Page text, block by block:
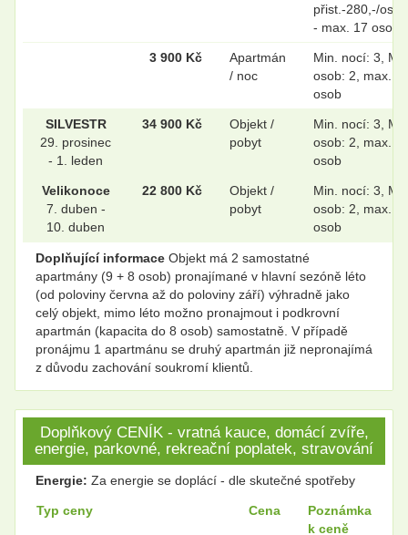
přist.-280,-/os/
- max. 17 osob
3 900 Kč
Apartmán
/ noc
Min. nocí: 3,
osob: 2, max. 8
osob
SILVESTR
29. prosinec
- 1. leden
34 900 Kč
Objekt /
pobyt
Min. nocí: 3,
osob: 2, max.
osob
Velikonoce
7. duben -
10. duben
22 800 Kč
Objekt /
pobyt
Min. nocí: 3,
osob: 2, max.
osob
Doplňující informace Objekt má 2 samostatné
apartmány (9 + 8 osob) pronajímané v hlavní sezóně léto
(od poloviny června až do poloviny září) výhradně jako
celý objekt, mimo léto možno pronajmout i podkrovní
apartmán (kapacita do 8 osob) samostatně. V případě
pronájmu 1 apartmánu se druhý apartmán již nepronajímá
z důvodu zachování soukromí klientů.
Doplňkový CENÍK - vratná kauce, domácí zvíře,
energie, parkovné, rekreační poplatek, stravování
Energie: Za energie se doplácí - dle skutečné spotřeby
Typ ceny Cena
Poznámka
k ceně